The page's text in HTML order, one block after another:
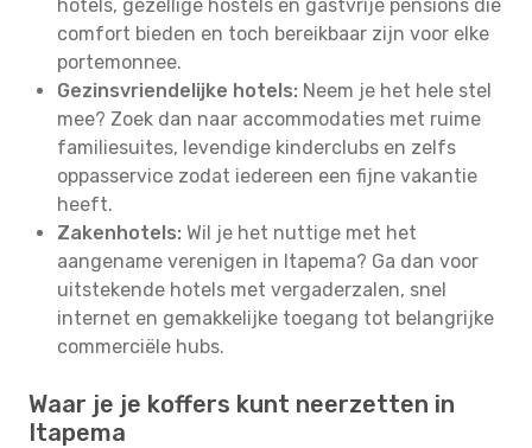
hotels, gezellige hostels en gastvrije pensions die
comfort bieden en toch bereikbaar zijn voor elke
portemonnee.
Gezinsvriendelijke hotels: Neem je het hele stel
mee? Zoek dan naar accommodaties met ruime
familiesuites, levendige kinderclubs en zelfs
oppasservice zodat iedereen een fijne vakantie
heeft.
Zakenhotels: Wil je het nuttige met het
aangename verenigen in Itapema? Ga dan voor
uitstekende hotels met vergaderzalen, snel
internet en gemakkelijke toegang tot belangrijke
commerciële hubs.
Waar je je koffers kunt neerzetten in
Itapema